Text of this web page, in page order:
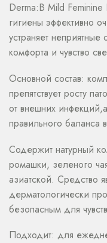
Derma:B Mild
гигиены эффективно
устраняет
комфорта и чувство
Основной состав:
препятствует росту
от внешних
правильного баланса
Содержит натурный
ромашки, зеленого
азиатской. Средство
дерматологически
безопасным для
Подходит: для